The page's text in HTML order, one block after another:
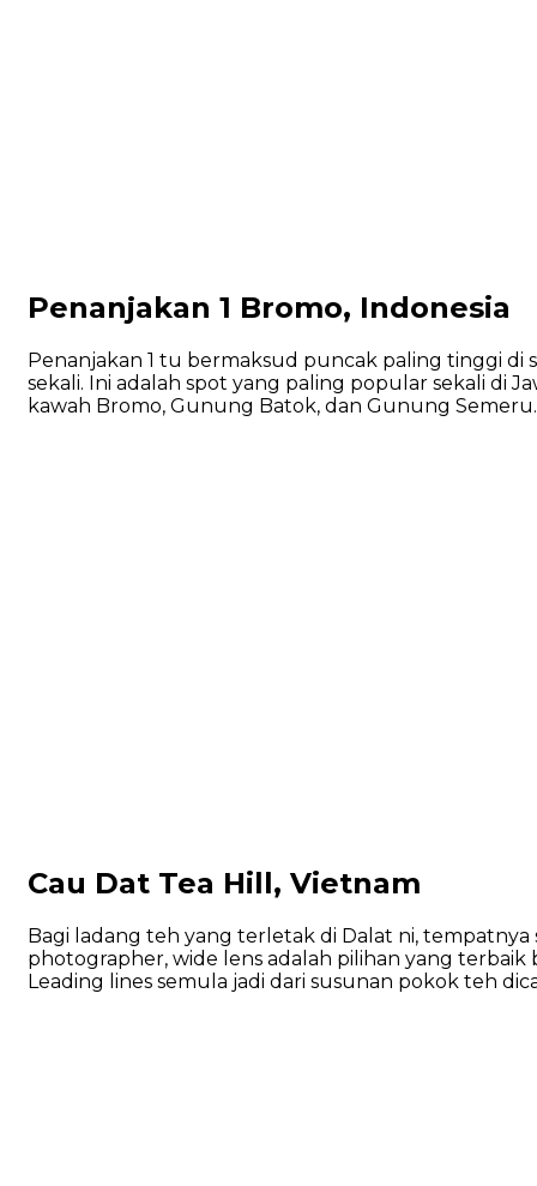
Penanjakan 1 Bromo, Indonesia
Penanjakan 1 tu bermaksud puncak paling tinggi di
sekali. Ini adalah spot yang paling popular sekali di
kawah Bromo, Gunung Batok, dan Gunung
Cau Dat Tea Hill, Vietnam
Bagi ladang teh yang terletak di Dalat ni,
photographer, wide lens adalah pilihan yang
Leading lines semula jadi dari susunan pokok teh